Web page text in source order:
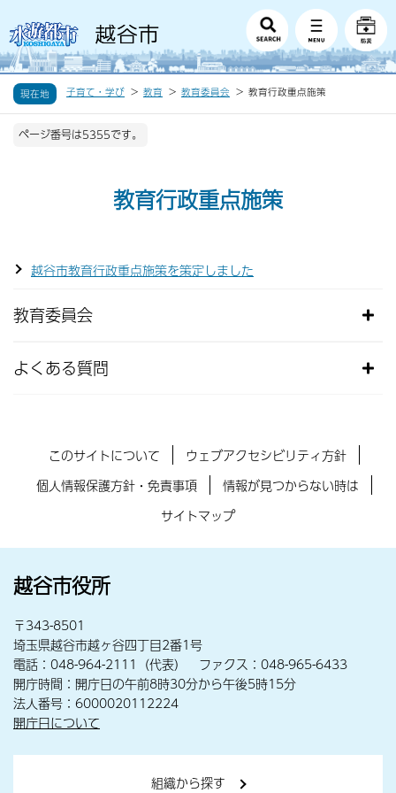
現在地 子育て・学び 教育 教育委員会 教育行政重点施策
ページ番号は5355です。
教育行政重点施策
越谷市教育行政重点施策を策定しました
教育委員会
よくある質問
このサイトについて
ウェブアクセシビリティ方針
個人情報保護方針・免責事項
情報が見つからない時は
サイトマップ
越谷市役所
〒343-8501
埼玉県越谷市越ヶ谷四丁目2番1号
電話：048-964-2111（代表） ファクス：048-965-6433
開庁時間：開庁日の午前8時30分から午後5時15分
法人番号：6000020112224
開庁日について
組織から探す